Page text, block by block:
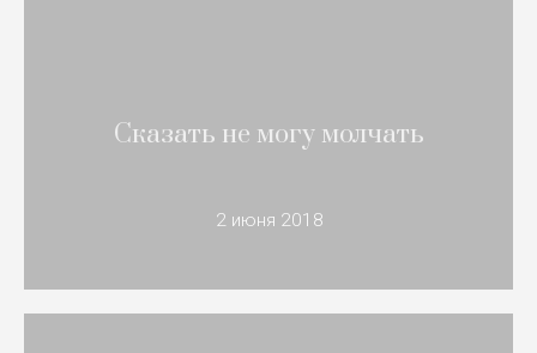
Сказать не могу молчать
2 июня 2018